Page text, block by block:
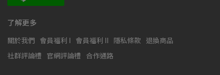
了解更多
關於我們 會員福利 I 會員福利 II 隱私條款 退換商品
社群評論禮 官網評論禮 合作通路